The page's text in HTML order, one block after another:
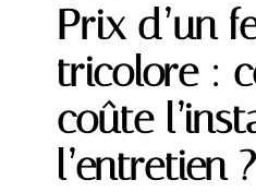
Prix d’un
tricolore :
coûte
l’entretien ?